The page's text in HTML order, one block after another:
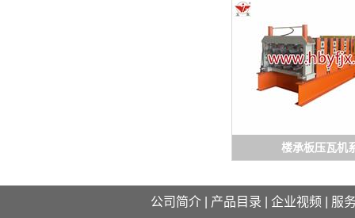
楼承板压瓦机
公司简介 产品目录 企业视频 服